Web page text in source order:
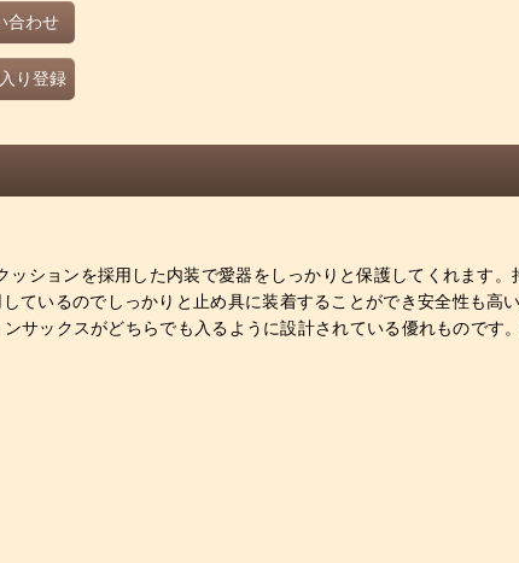
合わせ
り登録
ションを採用した内装で愛器をしっかりと保護してくれます
いるのでしっかりと止め具に装着することができ安全性も高
ックスがどちらでも入るように設計されている優れものです